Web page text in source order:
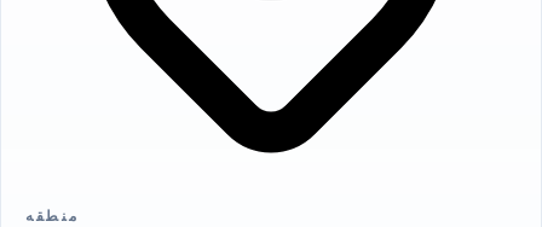
منطقه